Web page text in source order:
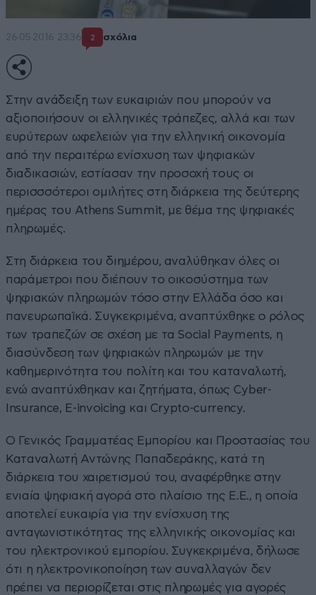
26·05·2016 23:36 2 σχόλια
Στην ανάδειξη των ευκαιριών που μπορούν να
αξιοποιήσουν οι ελληνικές τράπεζες, αλλά και των
ευρύτερων ωφελειών για την ελληνική οικονομία
από την περαιτέρω ενίσχυση των ψηφιακών
διαδικασιών, εστίασαν την προσοχή τους οι
περισσσότεροι ομιλήτες στη διάρκεια της δεύτερης
ημέρας του Athens Summit, με θέμα της ψηφιακές
πληρωμές.
Στη διάρκεια του διημέρου, αναλύθηκαν όλες οι
παράμετροι που διέπουν το οικοσύστημα των
ψηφιακών πληρωμών τόσο στην Ελλάδα όσο και
πανευρωπαϊκά. Συγκεκριμένα, αναπτύχθηκε ο ρόλος
των τραπεζών σε σχέση με τα Social Payments, η
διασύνδεση των ψηφιακών πληρωμών με την
καθημερινότητα του πολίτη και του καταναλωτή,
ενώ αναπτύχθηκαν και ζητήματα, όπως Cyber-
Insurance, E-invoicing και Crypto-currency.
Ο Γενικός Γραμματέας Εμπορίου και Προστασίας του
Καταναλωτή Αντώνης Παπαδεράκης, κατά τη
διάρκεια του χαιρετισμού του, αναφέρθηκε στην
ενιαία ψηφιακή αγορά στο πλαίσιο της Ε.Ε., η οποία
αποτελεί ευκαιρία για την ενίσχυση της
ανταγωνιστικότητας της ελληνικής οικονομίας και
του ηλεκτρονικού εμπορίου. Συγκεκριμένα, δήλωσε
ότι η ηλεκτρονικοποίηση των συναλλαγών δεν
πρέπει να περιορίζεται στις πληρωμές για αγορές